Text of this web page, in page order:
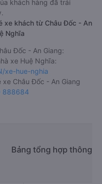
khách hàng đã trải
xe khách từ Châu Đốc - An
Nghĩa
Đốc - An Giang:
xe Huệ Nghĩa:
xe-hue-nghia
Châu Đốc - An Giang
888684
Bảng tổng hợp thông